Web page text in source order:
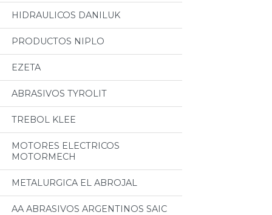
HIDRAULICOS DANILUK
PRODUCTOS NIPLO
EZETA
ABRASIVOS TYROLIT
TREBOL KLEE
MOTORES ELECTRICOS
MOTORMECH
METALURGICA EL ABROJAL
AA ABRASIVOS ARGENTINOS SAIC